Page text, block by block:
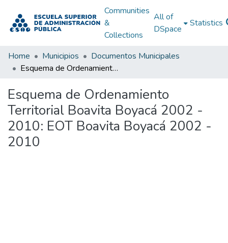
Communities
&
Collections
All of
DSpace
Statistics
Home Municipios
Documentos Municipales
Esquema de Ordenamiento Territorial Boavita Boyacá 2002 - 2010: EOT Boavita Boyacá 2002 - 2010
Esquema de Ordenamiento
Territorial Boavita Boyacá 2002 -
2010: EOT Boavita Boyacá 2002 -
2010